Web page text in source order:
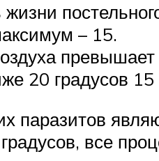
– 15.
20 градусов
паразитов
все